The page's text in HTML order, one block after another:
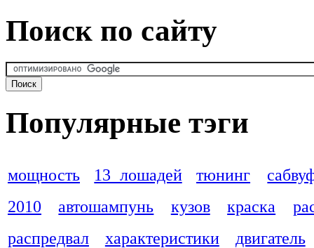
Поиск по сайту
Популярные тэги
мощность 13 лошадей тюнинг
2010
автошампунь кузов краска
распредвал
характеристики
двигатель